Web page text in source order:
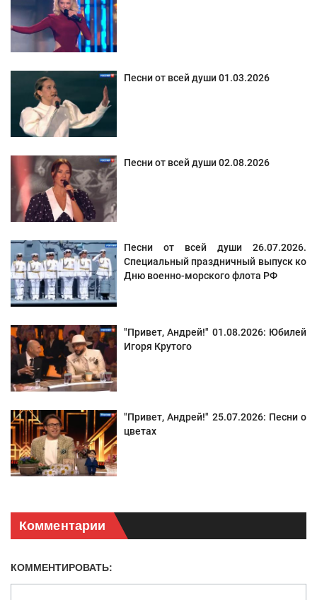
Песни от всей души 01.03.2026
Песни от всей души 02.08.2026
Песни от всей души 26.07.2026.
Специальный праздничный выпуск ко
Дню военно-морского флота РФ
"Привет, Андрей!" 01.08.2026: Юбилей
Игоря Крутого
"Привет, Андрей!" 25.07.2026: Песни о
цветах
Комментарии
КОММЕНТИРОВАТЬ: